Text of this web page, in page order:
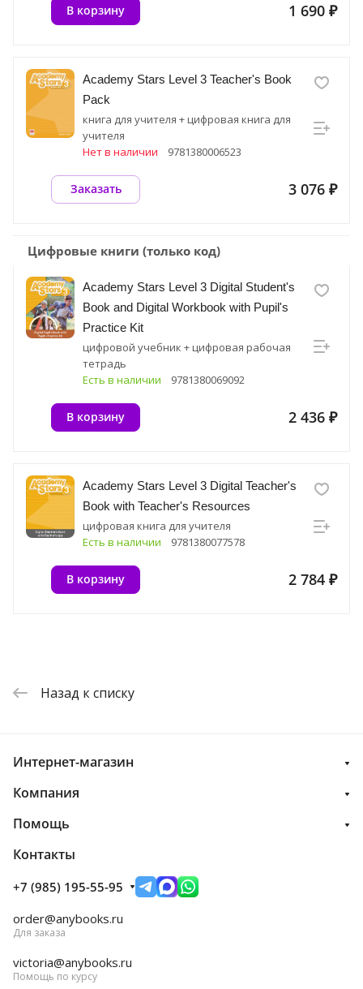
1 690 ₽
В корзину
Academy Stars Level 3 Teacher's Book
Pack
книга для учителя + цифровая книга для
учителя
Нет в наличии
9781380006523
3 076 ₽
Заказать
Цифровые книги (только код)
Academy Stars Level 3 Digital Student's
Book and Digital Workbook with Pupil's
Practice Kit
цифровой учебник + цифровая рабочая
тетрадь
Есть в наличии
9781380069092
2 436 ₽
В корзину
Academy Stars Level 3 Digital Teacher's
Book with Teacher's Resources
цифровая книга для учителя
Есть в наличии
9781380077578
2 784 ₽
В корзину
Назад к списку
Интернет-магазин
Компания
Помощь
Контакты
+7 (985) 195-55-95
order@anybooks.ru
Для заказа
victoria@anybooks.ru
Помощь по курсу